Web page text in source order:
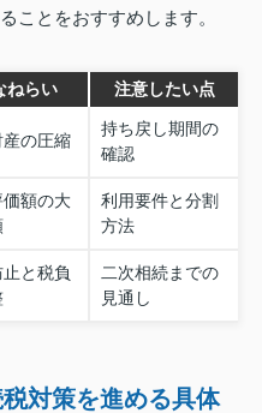
ことをおすすめします。
ねらい 注意したい点
の圧縮
持ち戻し期間の
確認
価額の大
利用要件と分割
方法
と税負
二次相続までの
見通し
対策を進める具体